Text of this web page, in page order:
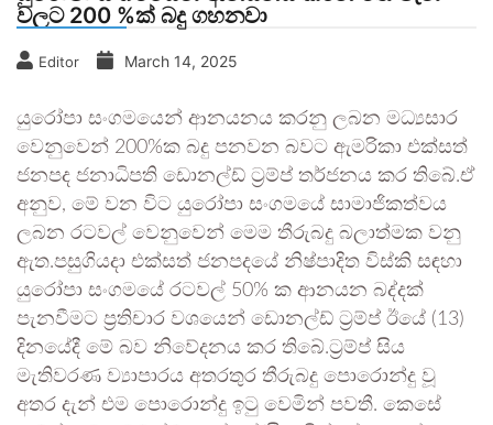
වලට 200 %ක් බදු ගහනවා
Editor March 14, 2025
යුරෝපා සංගමයෙන් ආනයනය කරනු ලබන මධ්‍යසාර
වෙනුවෙන් 200%ක බදු පනවන බවට ඇමරිකා එක්සත්
ජනපද ජනාධිපති ඩොනල්ඩ් ට්‍රම්ප් තර්ජනය කර තිබේ.ඒ
අනුව, මේ වන විට යුරෝපා සංගමයේ සාමාජිකත්වය
ලබන රටවල් වෙනුවෙන් මෙම තීරුබදු බලාත්මක වනු
ඇත.පසුගියදා එක්සත් ජනපදයේ නිෂ්පාදිත විස්කි සඳහා
යුරෝපා සංගමයේ රටවල් 50% ක ආනයන බද්දක්
පැනවීමට ප්‍රතිචාර වශයෙන් ඩොනල්ඩ් ට්‍රම්ප් ඊයේ (13)
දිනයේදී මේ බව නිවේදනය කර තිබේ.ට්‍රම්ප් සිය
මැතිවරණ ව්‍යාපාරය අතරතුර තීරුබදු පොරොන්දු වූ
අතර දැන් එම පොරොන්දු ඉටු වෙමින් පවතී. කෙසේ